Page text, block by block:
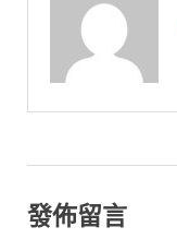
發佈留言